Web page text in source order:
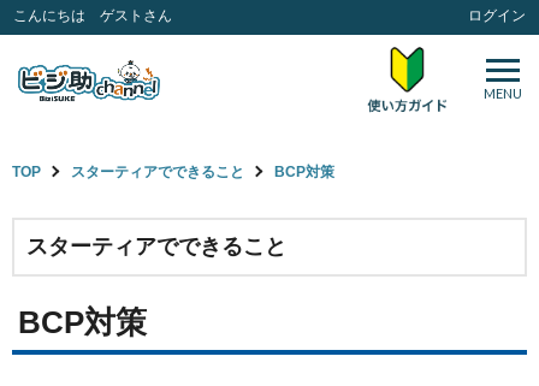
こんにちは ゲストさん ログイン
MENU
TOP スターティアでできること BCP対策
スターティアでできること
BCP対策